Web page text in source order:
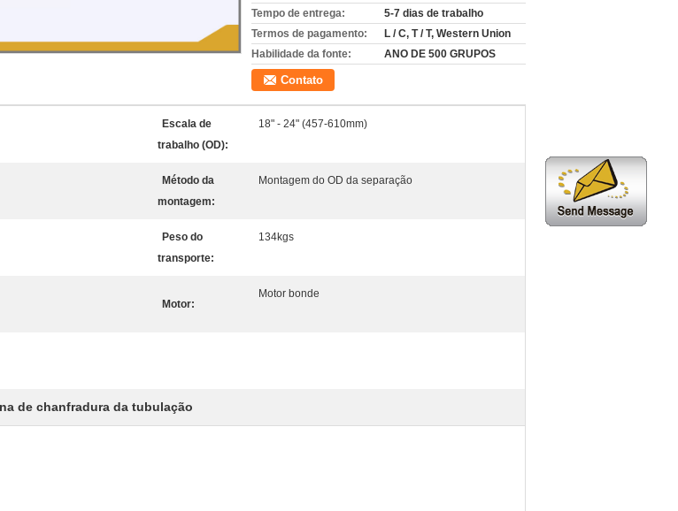
Tempo de entrega:
5-7 dias de trabalho
Termos de pagamento:
L / C, T / T, Western Union
Habilidade da fonte:
ANO DE 500 GRUPOS
Contato
Escala de
trabalho (OD):
18" - 24" (457-610mm)
Método da
montagem:
Montagem do OD da separação
Peso do
transporte:
134kgs
Motor:
Motor bonde
de chanfradura da tubulação